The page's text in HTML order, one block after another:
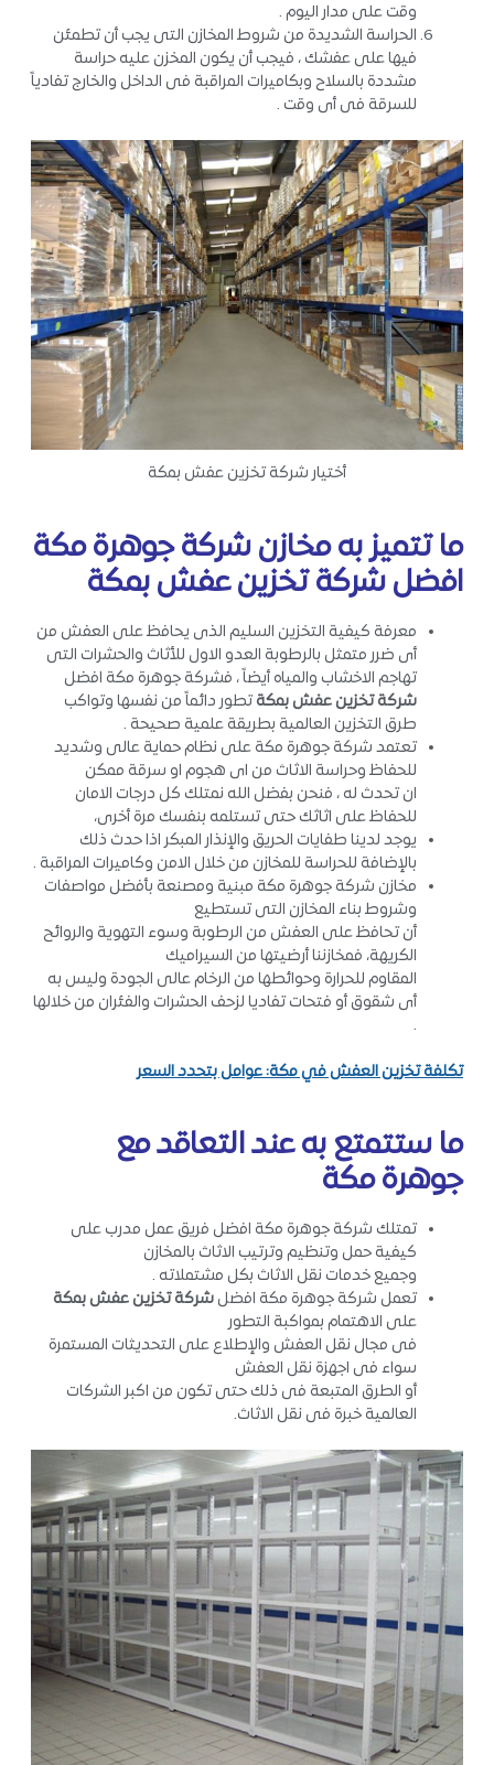
وقت على مدار اليوم .
الحراسة الشديدة من شروط المخازن التى يجب أن تطمئن
فيها على عفشك ، فيجب أن يكون المخزن عليه حراسة
مشددة بالسلاح وبكاميرات المراقبة فى الداخل والخارج تفادياً
للسرقة فى أى وقت .
أختيار شركة تخزين عفش بمكة
ما تتميز به مخازن شركة جوهرة مكة
افضل شركة تخزين عفش بمكة
معرفة كيفية التخزين السليم الذى يحافظ على العفش من
أى ضرر متمثل بالرطوبة العدو الاول للأثاث والحشرات التى
تهاجم الاخشاب والمياه أيضاً ، فشركة جوهرة مكة افضل
شركة تخزين عفش بمكة تطور دائماً من نفسها وتواكب
طرق التخزين العالمية بطريقة علمية صحيحة .
تعتمد شركة جوهرة مكة على نظام حماية عالى وشديد
للحفاظ وحراسة الاثاث من اى هجوم او سرقة ممكن
ان تحدث له ، فنحن بفضل الله نمتلك كل درجات الامان
للحفاظ على اثاثك حتى تستلمه بنفسك مرة أخرى،
يوجد لدينا طفايات الحريق والإنذار المبكر اذا حدث ذلك
بالإضافة للحراسة للمخازن من خلال الامن وكاميرات المراقبة .
مخازن شركة جوهرة مكة مبنية ومصنعة بأفضل مواصفات
وشروط بناء المخازن التى تستطيع
أن تحافظ على العفش من الرطوبة وسوء التهوية والروائح
الكريهة، فمخازننا أرضيتها من السيراميك
المقاوم للحرارة وحوائطها من الرخام عالى الجودة وليس به
أى شقوق أو فتحات تفاديا لزحف الحشرات والفئران من خلالها
.
تكلفة تخزين العفش في مكة: عوامل بتحدد السعر
ما ستتمتع به عند التعاقد مع
جوهرة مكة
تمتلك شركة جوهرة مكة افضل فريق عمل مدرب على
كيفية حمل وتنظيم وترتيب الاثاث بالمخازن
وجميع خدمات نقل الاثاث بكل مشتملاته .
تعمل شركة جوهرة مكة افضل شركة تخزين عفش بمكة
على الاهتمام بمواكبة التطور
فى مجال نقل العفش والإطلاع على التحديثات المستمرة
سواء فى اجهزة نقل العفش
أو الطرق المتبعة فى ذلك حتى تكون من اكبر الشركات
العالمية خبرة فى نقل الاثاث.